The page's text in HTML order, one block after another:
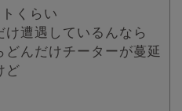
くらい
遭遇しているんなら
どんだけチーターが蔓延
ど